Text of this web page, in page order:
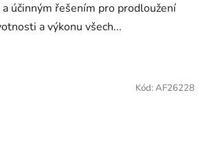
účinným řešením pro prodloužení
a výkonu všech...
Kód: AF26228